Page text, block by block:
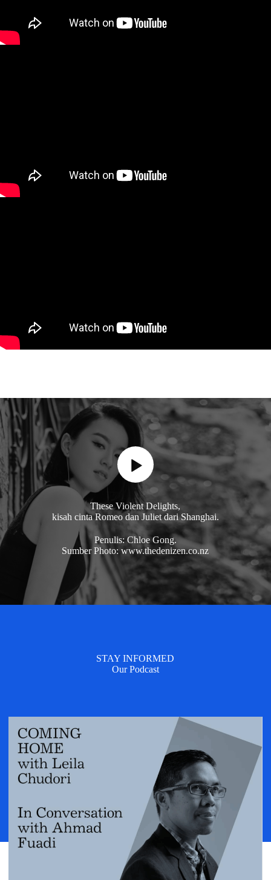
These Violent Delights,
kisah cinta Romeo dan Juliet dari Shanghai.
Penulis: Chloe Gong.
Sumber Photo: www.thedenizen.co.nz
STAY INFORMED
Our Podcast